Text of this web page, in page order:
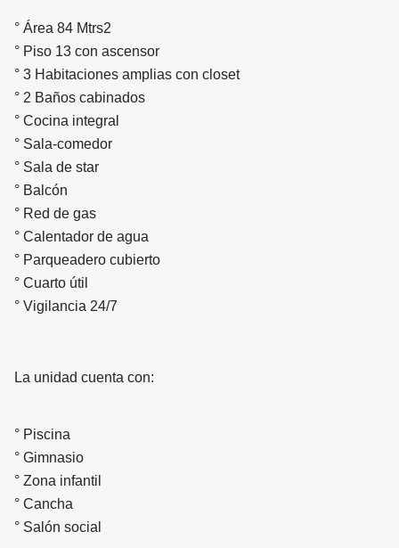
° Área 84 Mtrs2
° Piso 13 con ascensor
° 3 Habitaciones amplias con closet
° 2 Baños cabinados
° Cocina integral
° Sala-comedor
° Sala de star
° Balcón
° Red de gas
° Calentador de agua
° Parqueadero cubierto
° Cuarto útil
° Vigilancia 24/7
La unidad cuenta con:
° Piscina
° Gimnasio
° Zona infantil
° Cancha
° Salón social